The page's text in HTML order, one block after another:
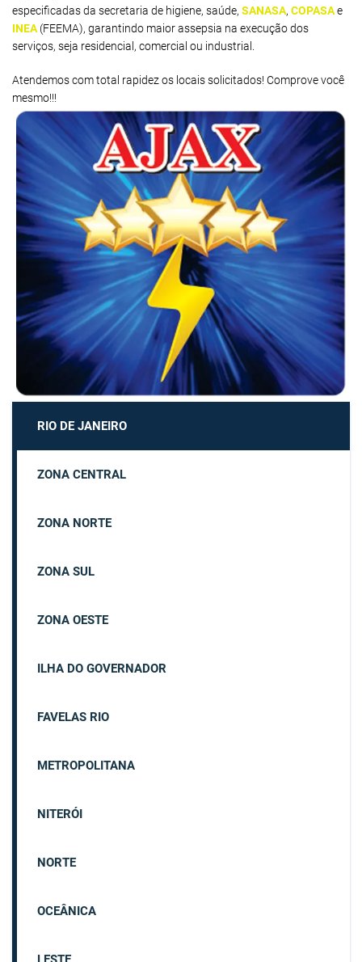
especificadas da secretaria de higiene, saúde, SANASA, COPASAe
INEA (FEEMA), garantindo maior assepsia na execução dos
serviços, seja residencial, comercial ou industrial.
Atendemos com total rapidez os locais solicitados! Comprove você
mesmo!!!
RIO DE JANEIRO
ZONA CENTRAL
ZONA NORTE
ZONA SUL
ZONA OESTE
ILHA DO GOVERNADOR
FAVELAS RIO
METROPOLITANA
NITERÓI
NORTE
OCEÂNICA